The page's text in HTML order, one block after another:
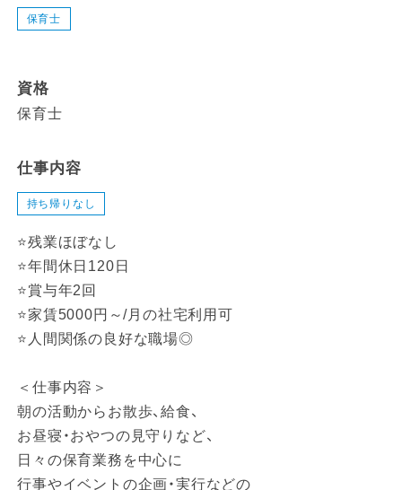
保育士
資格
保育士
仕事内容
持ち帰りなし
⭐残業ほぼなし
⭐年間休日120日
⭐賞与年2回
⭐家賃5000円～/月の社宅利用可
⭐人間関係の良好な職場◎
＜仕事内容＞
朝の活動からお散歩、給食、
お昼寝・おやつの見守りなど、
日々の保育業務を中心に
行事やイベントの企画・実行などの